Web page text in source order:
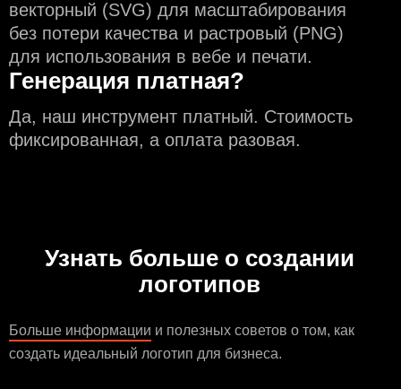
векторный (SVG) для масштабирования
без потери качества и растровый (PNG)
для использования в вебе и печати.
Генерация платная?
Да, наш инструмент платный. Стоимость
фиксированная, а оплата разовая.
Узнать больше о создании
логотипов
Больше информации и полезных советов о том, как
создать идеальный логотип для бизнеса.